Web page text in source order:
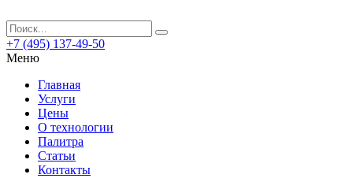
+7 (495) 137-49-50
Меню
Главная
Услуги
Цены
О технологии
Палитра
Статьи
Контакты